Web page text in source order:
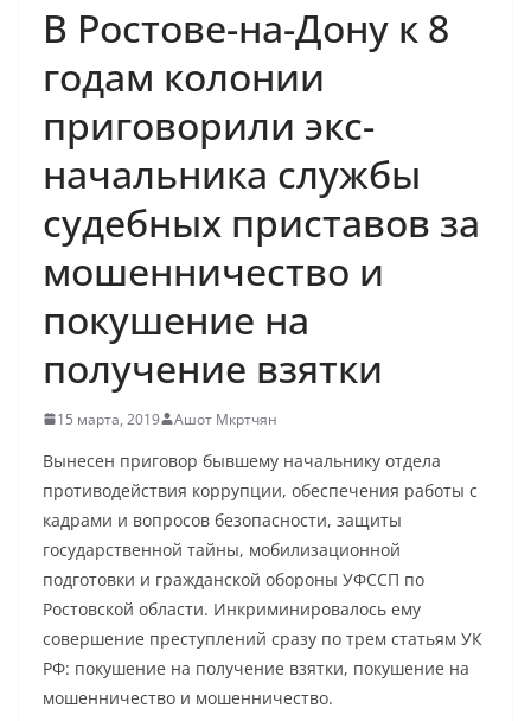
В Ростове-на-Дону к 8
годам колонии
приговорили экс-
начальника службы
судебных приставов за
мошенничество и
покушение на
получение взятки
15 марта, 2019 Ашот Мкртчян
Вынесен приговор бывшему начальнику отдела
противодействия коррупции, обеспечения работы с
кадрами и вопросов безопасности, защиты
государственной тайны, мобилизационной
подготовки и гражданской обороны УФССП по
Ростовской области. Инкриминировалось ему
совершение преступлений сразу по трем статьям УК
РФ: покушение на получение взятки, покушение на
мошенничество и мошенничество.